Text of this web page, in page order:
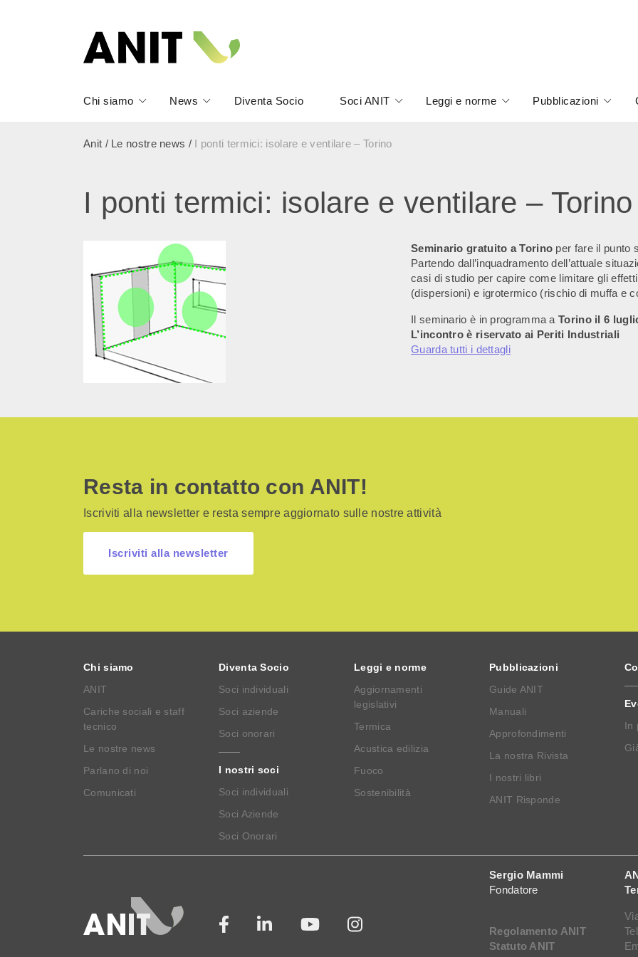
Chi siamo News Diventa Socio Soci ANIT Leggi e norme Pubblicazioni
Anit / Le nostre news / I ponti termici: isolare e ventilare – Torino
I ponti termici: isolare e ventilare – Torino
Seminario gratuito a Torino per fare il punto
Partendo dall’inquadramento dell’attuale
casi di studio per capire come limitare gli
(dispersioni) e igrotermico (rischio di muffa e
Il seminario è in programma a Torino il 6
L’incontro è riservato ai Periti Industriali
Guarda tutti i dettagli
Resta in contatto con ANIT!
Iscriviti alla newsletter e resta sempre aggiornato sulle nostre attività
Iscriviti alla newsletter
Chi siamo
ANIT
Cariche sociali e staff
tecnico
Le nostre news
Parlano di noi
Comunicati
Diventa Socio
Soci individuali
Soci aziende
Soci onorari
I nostri soci
Soci individuali
Soci Aziende
Soci Onorari
Leggi e norme
Aggiornamenti
legislativi
Termica
Acustica edilizia
Fuoco
Sostenibilità
Pubblicazioni
Guide ANIT
Manuali
Approfondimenti
La nostra Rivista
I nostri libri
ANIT Risponde
In
Sergio Mammi
Fondatore
Regolamento ANIT
Statuto ANIT